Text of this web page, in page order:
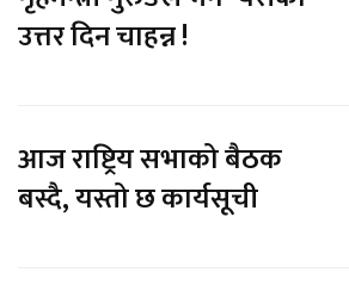
उत्तर दिन चाहन्न !
आज राष्ट्रिय सभाको बैठक
बस्दै, यस्तो छ कार्यसूची